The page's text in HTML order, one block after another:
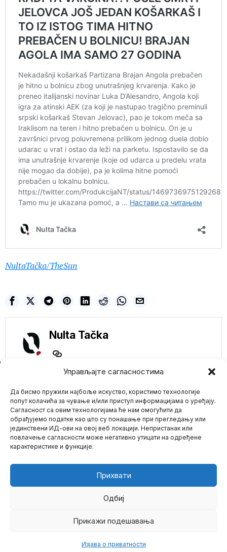
Управљајте сагласностима
Да бисмо пружили најбоље искуство, користимо технологије
попут колачића за чување и/или приступ информацијама о уређају.
Сагласност са овим технологијама ће нам омогућити да
обрађујемо податке као што су понашање при прегледању или
јединствени ИД-ови на овој веб локацији. Непристанак или
повлачење сагласности може негативно утицати на одређене
карактеристике и функције.
Прихвати
Одбиј
Прикажи подешавања
Изјава о приватности
NultaTačka/TheSun
Nulta Tačka
Mario zna Youtube
2026- Sva prava zadržana.
AUSTRIJSKI
PARLAMENT
ODOBRIO UVOĐENJE
OBAVEZNE
VAKCINACIJE
Kako je ranije i bilo
planirano i najavljivano,
Austrijski parlament
Rotšildov magazin
„The Economist“ se
zalaže za legalizaciju
kokaina: Prohibicija
ne funkcioniše
najugledniji britanski